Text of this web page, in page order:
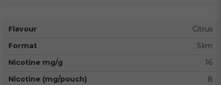
Flavour
Citrus
Format
Slim
Nicotine mg/g
16
Nicotine (mg/pouch)
8